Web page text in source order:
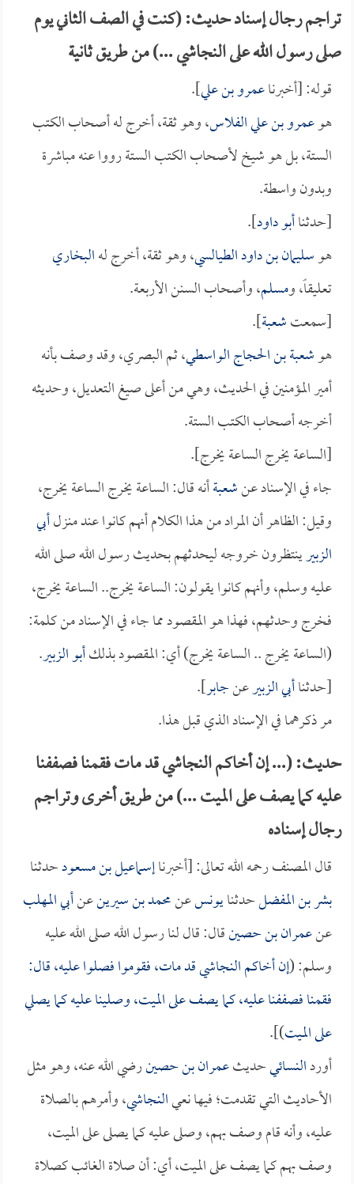
تراجم رجال إسناد حديث: (كنت في الصف الثاني يوم
صلى رسول الله على النجاشي ...) من طريق ثانية
قوله: [أخبرناعمرو بن علي].
هوعمرو بن علي الفلاس، وهو ثقة، أخرج له أصحاب الكتب
الستة، بل هو شيخ لأصحاب الكتب الستة رووا عنه مباشرة
وبدون واسطة.
[حدثناأبو داود].
هوسليمان بن داود الطيالسي، وهو ثقة، أخرج لهالبخاري
تعليقاً، ومسلم، وأصحاب السنن الأربعة.
[سمعتشعبة].
هوشعبة بن الحجاج الواسطي، ثم البصري، وقد وصف بأنه
أمير المؤمنين في الحديث، وهي من أعلى صيغ التعديل، وحديثه
أخرجه أصحاب الكتب الستة.
[الساعة يخرج الساعة يخرج].
جاء في الإسناد عنشعبةأنه قال: الساعة يخرج الساعة يخرج،
وقيل: الظاهر أن المراد من هذا الكلام أنهم كانوا عند منزلأبي
الزبيرينتظرون خروجه ليحدثهم بحديث رسول الله صلى الله
عليه وسلم، وأنهم كانوا يقولون: الساعة يخرج.. الساعة يخرج،
فخرج وحدثهم، فهذا هو المقصود مما جاء في الإسناد من كلمة:
(الساعة يخرج .. الساعة يخرج) أي: المقصود بذلكأبو الزبير.
[حدثناأبي الزبيرعنجابر].
مر ذكرهما في الإسناد الذي قبل هذا.
حديث: (... إن أخاكم النجاشي قد مات فقمنا فصففنا
عليه كما يصف على الميت ...) من طريق أخرى وتراجم
رجال إسناده
قال المصنف رحمه الله تعالى: [أخبرناإسماعيل بن مسعودحدثنا
بشر بن المفضلحدثنايونسعنمحمد بن سيرينعنأبي المهلب
عنعمران بن حصينقال: قال لنا رسول الله صلى الله عليه
وسلم: (إن أخاكمالنجاشيقد مات، فقوموا فصلوا عليه، قال:
فقمنا فصففنا عليه، كما يصف على الميت، وصلينا عليه كما يصلي
على الميت)].
أوردالنسائيحديثعمران بن حصينرضي الله عنه، وهو مثل
الأحاديث التي تقدمت؛ فيها نعيالنجاشي، وأمرهم بالصلاة
عليه، وأنه قام وصف بهم، وصلى عليه كما يصلى على الميت،
وصف بهم كما يصف على الميت، أي: أن صلاة الغائب كصلاة